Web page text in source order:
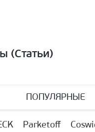
(Статьи)
ПОПУЛЯРНЫЕ
Parketoff